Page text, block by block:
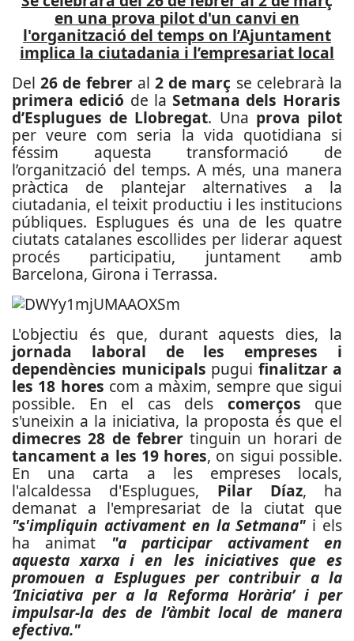
en una prova pilot d'un canvi en
l'organització del temps on l’Ajuntament
implica la ciutadania i l’empresariat local
Del26 de febrer al 2 de març se celebrarà la
primera edició de la Setmana dels Horaris
d’Esplugues de Llobregat. Una prova pilot
per veure com seria la vida quotidiana si
féssim aquesta transformació de
l’organització del temps. A més, una manera
pràctica de plantejar alternatives a la
ciutadania, el teixit productiu i les institucions
públiques. Esplugues és una de les quatre
ciutats catalanes escollides per liderar aquest
procés participatiu, juntament amb
Barcelona, Girona i Terrassa.
L'objectiu és que, durant aquests dies, la
jornada laboral de les empreses i
dependències municipals pugui finalitzar a
les 18 hores com a màxim, sempre que sigui
possible. En el cas dels comerços que
s'uneixin a la iniciativa, la proposta és que el
dimecres 28 de febrertinguin un horari de
tancament a les 19 hores, on sigui possible.
En una carta a les empreses locals,
l'alcaldessa d'Esplugues, Pilar Díaz, ha
demanat a l'empresariat de la ciutat que
"s'impliquin activament en la Setmana" i els
ha animat "a participar activament en
aquesta xarxa i en les iniciatives que es
promouen a Esplugues per contribuir a la
‘Iniciativa per a la Reforma Horària’ i per
impulsar-la des de l’àmbit local de manera
efectiva."